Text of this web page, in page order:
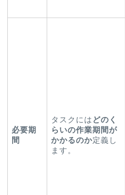
必要期
間
タスクには どのく
らいの作業期間が
かかるのか定義し
ます。